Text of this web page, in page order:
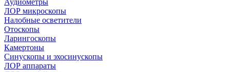
Аудиометры
ЛОР микроскопы
Налобные осветители
Отоскопы
Ларингоскопы
Камертоны
Синускопы и эхосинускопы
ЛОР аппараты